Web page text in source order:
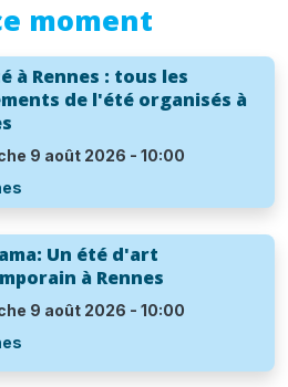
moment
à Rennes : tous les
de l'été organisés à
9 août 2026 - 10:00
Un été d'art
à Rennes
9 août 2026 - 10:00